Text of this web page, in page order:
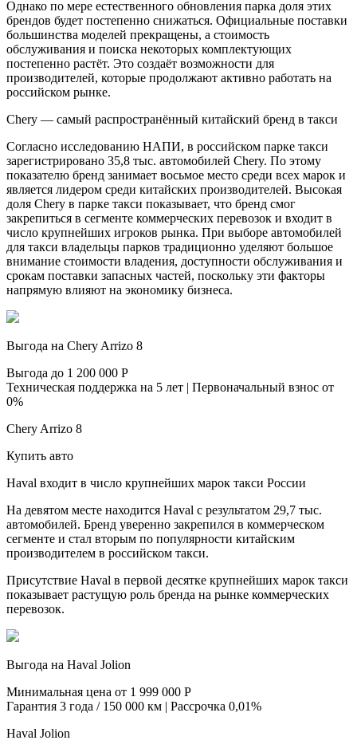
Однако по мере естественного обновления парка доля этих
брендов будет постепенно снижаться. Официальные поставки
большинства моделей прекращены, а стоимость
обслуживания и поиска некоторых комплектующих
постепенно растёт. Это создаёт возможности для
производителей, которые продолжают активно работать на
российском рынке.
Chery — самый распространённый китайский бренд в такси
Согласно исследованию НАПИ, в российском парке такси
зарегистрировано 35,8 тыс. автомобилей Chery. По этому
показателю бренд занимает восьмое место среди всех марок и
является лидером среди китайских производителей. Высокая
доля Chery в парке такси показывает, что бренд смог
закрепиться в сегменте коммерческих перевозок и входит в
число крупнейших игроков рынка. При выборе автомобилей
для такси владельцы парков традиционно уделяют большое
внимание стоимости владения, доступности обслуживания и
срокам поставки запасных частей, поскольку эти факторы
напрямую влияют на экономику бизнеса.
Выгода на Chery Arrizo 8
Выгода до 1 200 000 Р
Техническая поддержка на 5 лет | Первоначальный взнос от
0%
Chery Arrizo 8
Купить авто
Haval входит в число крупнейших марок такси России
На девятом месте находится Haval с результатом 29,7 тыс.
автомобилей. Бренд уверенно закрепился в коммерческом
сегменте и стал вторым по популярности китайским
производителем в российском такси.
Присутствие Haval в первой десятке крупнейших марок такси
показывает растущую роль бренда на рынке коммерческих
перевозок.
Выгода на Haval Jolion
Минимальная цена от 1 999 000 Р
Гарантия 3 года / 150 000 км | Рассрочка 0,01%
Haval Jolion